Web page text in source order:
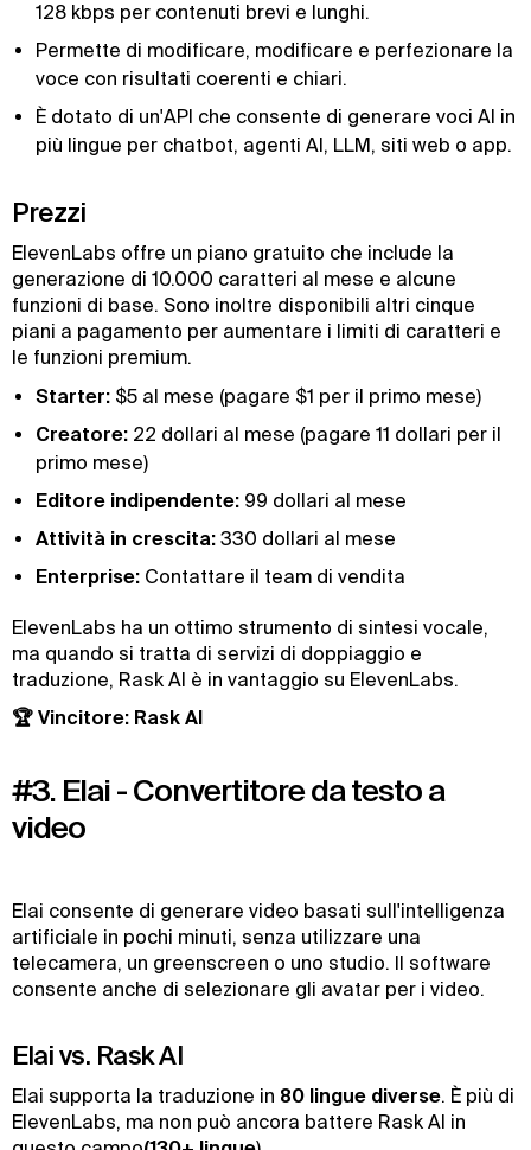
128 kbps per contenuti brevi e lunghi.
Permette di modificare, modificare e perfezionare la
voce con risultati coerenti e chiari.
È dotato di un'API che consente di generare voci AI in
più lingue per chatbot, agenti AI, LLM, siti web o app.
Prezzi
ElevenLabs offre un piano gratuito che include la
generazione di 10.000 caratteri al mese e alcune
funzioni di base. Sono inoltre disponibili altri cinque
piani a pagamento per aumentare i limiti di caratteri e
le funzioni premium.
Starter: $5 al mese (pagare $1 per il primo mese)
Creatore: 22 dollari al mese (pagare 11 dollari per il
primo mese)
Editore indipendente: 99 dollari al mese
Attività in crescita: 330 dollari al mese
Enterprise: Contattare il team di vendita
ElevenLabs ha un ottimo strumento di sintesi vocale,
ma quando si tratta di servizi di doppiaggio e
traduzione, Rask AI è in vantaggio su ElevenLabs.
🏆 Vincitore: Rask AI
#3. Elai - Convertitore da testo a
video
Elai consente di generare video basati sull'intelligenza
artificiale in pochi minuti, senza utilizzare una
telecamera, un greenscreen o uno studio. Il software
consente anche di selezionare gli avatar per i video.
Elai vs. Rask AI
Elai supporta la traduzione in 80 lingue diverse. È più di
ElevenLabs, ma non può ancora battere Rask AI in